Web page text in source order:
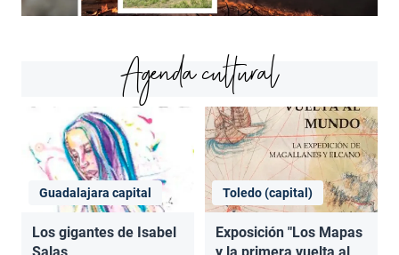
Agenda cultural
Guadalajara capital
Los gigantes de Isabel
Toledo (capital)
Exposición "Los Mapas